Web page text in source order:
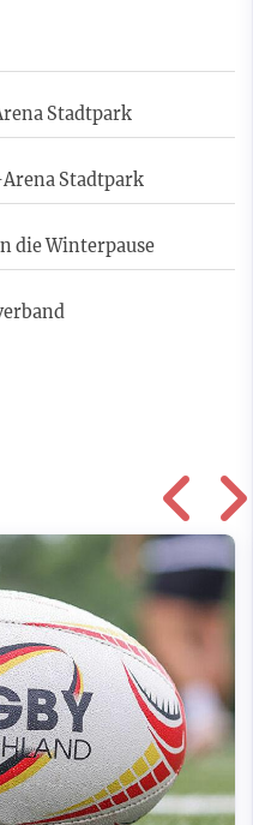
Stadtpark
Stadtpark
die Winterpause